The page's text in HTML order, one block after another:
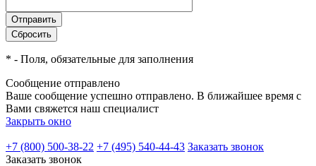
* - Поля, обязательные для заполнения
Сообщение отправлено
Ваше сообщение успешно отправлено. В ближайшее время с
Вами свяжется наш специалист
Закрыть окно
+7 (800) 500-38-22 +7 (495) 540-44-43 Заказать звонок
Заказать звонок